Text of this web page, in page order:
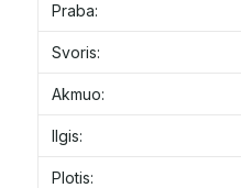
Praba:
Svoris:
Akmuo:
Ilgis:
Plotis: